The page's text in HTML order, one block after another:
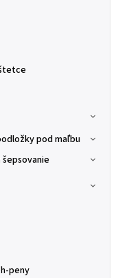
pod maľbu
šepsovanie
peny